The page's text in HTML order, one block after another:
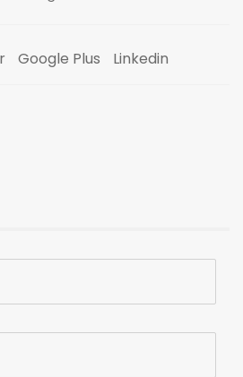
Google Plus Linkedin